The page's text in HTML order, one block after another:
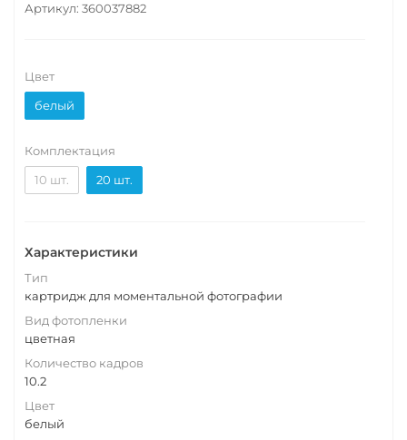
Артикул: 360037882
Цвет
белый
Комплектация
10 шт.
20 шт.
Характеристики
Тип
картридж для моментальной фотографии
Вид фотопленки
цветная
Количество кадров
10.2
Цвет
белый